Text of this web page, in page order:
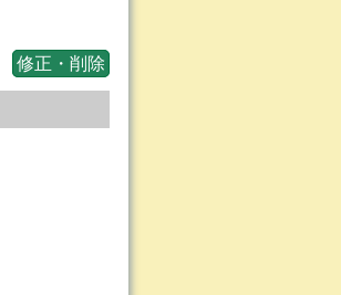
修正・削除